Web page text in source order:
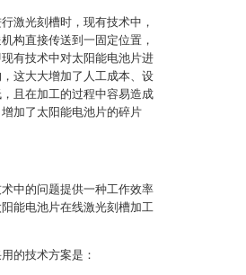
激光刻槽时，现有技术中，
构直接传送到一固定位置，
有技术中对太阳能电池片进
这大大增加了人工成本、设
且在加工的过程中容易造成
加了太阳能电池片的碎片
中的问题提供一种工作效率
能电池片在线激光刻槽加工
的技术方案是：